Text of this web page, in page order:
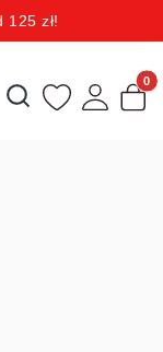
zł!
Otwórz wyszukiwarkę